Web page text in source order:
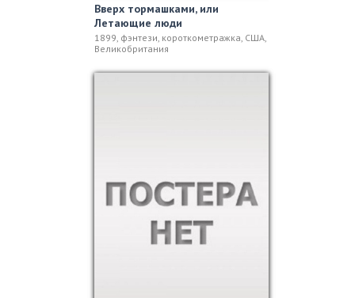
Вверх тормашками, или
Летающие люди
1899, фэнтези, короткометражка, США,
Великобритания